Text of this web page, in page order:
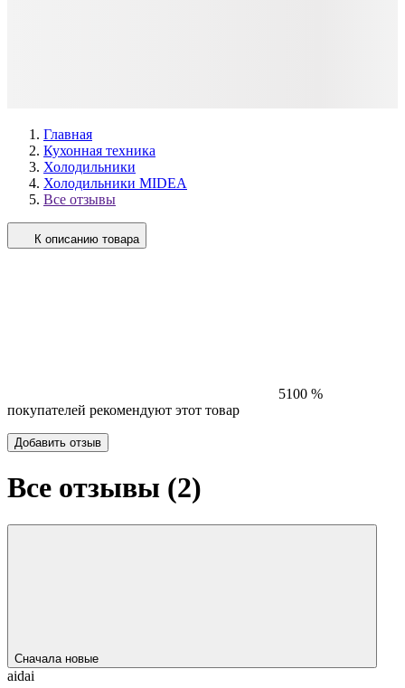
Главная
Кухонная техника
Холодильники
Холодильники MIDEA
Все отзывы
К описанию товара
5100 %
покупателей рекомендуют этот товар
Добавить отзыв
Все отзывы (2)
Сначала новые
aidai